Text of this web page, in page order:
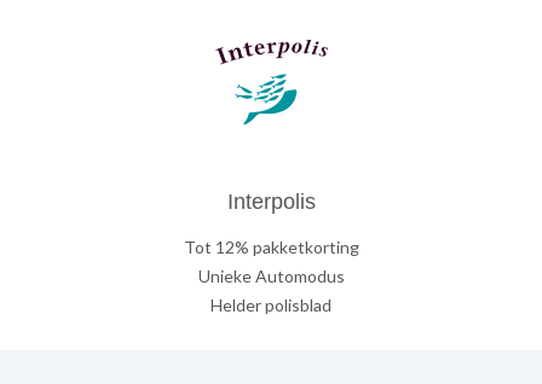
Interpolis
Tot 12% pakketkorting
Unieke Automodus
Helder polisblad